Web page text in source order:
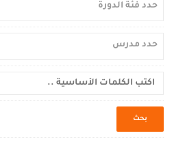
حدد فئة الدورة
حدد مدرس